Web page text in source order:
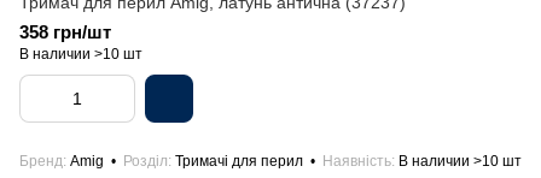
358 грн/шт
В наличии >10 шт
Бренд Amig Розділ Тримачі для перил Наявність В наличии >10 шт